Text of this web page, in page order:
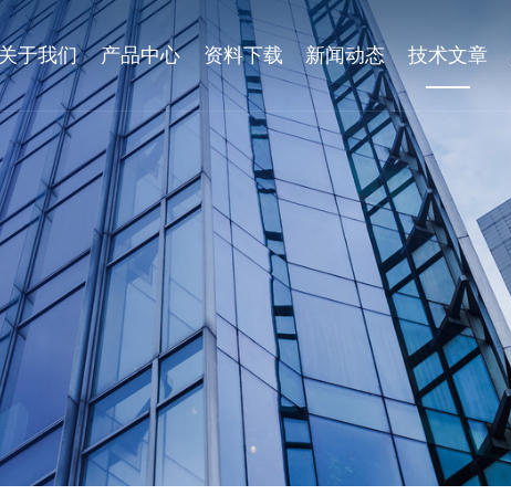
于我们 产品中心 资料下载 新闻动态 技术文章